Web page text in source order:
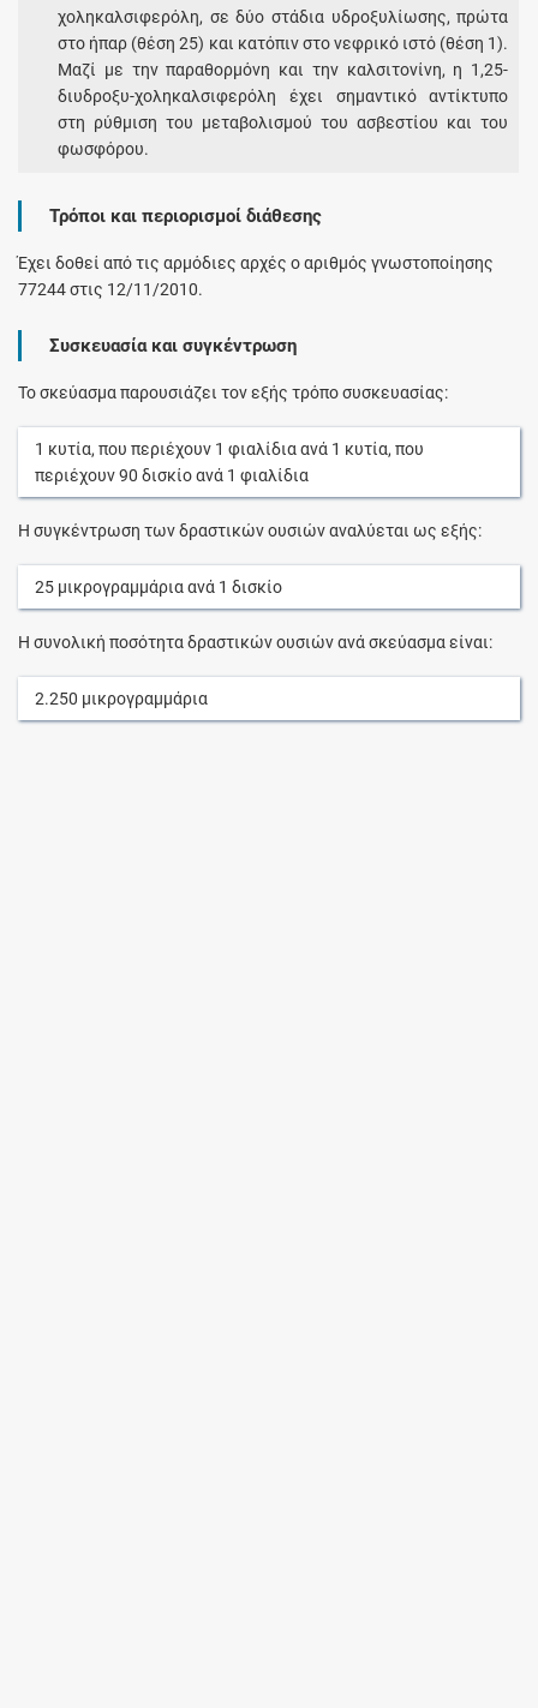
χοληκαλσιφερόλη, σε δύο στάδια υδροξυλίωσης, πρώτα
στο ήπαρ (θέση 25) και κατόπιν στο νεφρικό ιστό (θέση 1).
Μαζί με την παραθορμόνη και την καλσιτονίνη, η 1,25-
διυδροξυ-χοληκαλσιφερόλη έχει σημαντικό αντίκτυπο
στη ρύθμιση του μεταβολισμού του ασβεστίου και του
φωσφόρου.
Τρόποι και περιορισμοί διάθεσης
Έχει δοθεί από τις αρμόδιες αρχές ο αριθμός γνωστοποίησης
77244 στις 12/11/2010.
Συσκευασία και συγκέντρωση
Το σκεύασμα παρουσιάζει τον εξής τρόπο συσκευασίας:
1 κυτία, που περιέχουν 1 φιαλίδιαανά 1 κυτία, που
περιέχουν90 δισκίοανά 1 φιαλίδια
Η συγκέντρωση των δραστικών ουσιών αναλύεται ως εξής:
25 μικρογραμμάριαανά 1 δισκίο
Η συνολική ποσότητα δραστικών ουσιών ανά σκεύασμα είναι:
2.250 μικρογραμμάρια